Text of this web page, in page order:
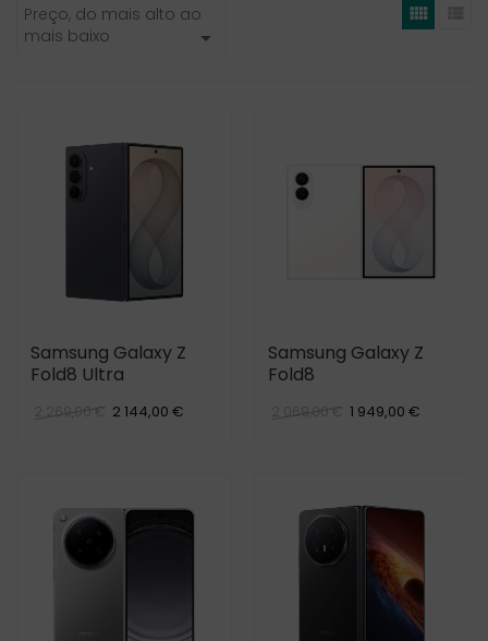

Preço, do mais alto ao
mais baixo

Samsung Galaxy Z
Fold8 Ultra
2 269,00 € 2 144,00 €
Samsung Galaxy Z
Fold8
2 069,00 € 1 949,00 €